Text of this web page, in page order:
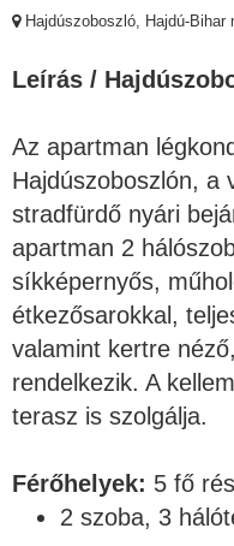
Hajdúszoboszló, Hajdú-Bihar
Leírás /
Az apartman
Hajdúszoboszlón, a
stradfürdő nyári
apartman 2
síkképernyős,
étkezősarokkal,
valamint kertre
rendelkezik. A
terasz is szolgálja.
Férőhelyek: 5 fő
2 szoba, 3